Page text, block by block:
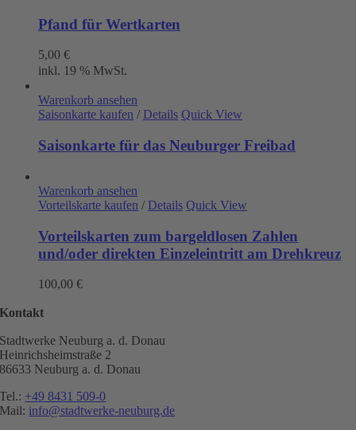
Pfand für Wertkarten
5,00 €
inkl. 19 % MwSt.
Warenkorb ansehen
Saisonkarte kaufen / Details Quick View
Saisonkarte für das Neuburger Freibad
Warenkorb ansehen
Vorteilskarte kaufen / Details Quick View
Vorteilskarten zum bargeldlosen Zahlen
und/oder direkten Einzeleintritt am Drehkreuz
100,00 €
Kontakt
Stadtwerke Neuburg a. d. Donau
Heinrichsheimstraße 2
86633 Neuburg a. d. Donau
Tel.: +49 8431 509-0
Mail: info@stadtwerke-neuburg.de